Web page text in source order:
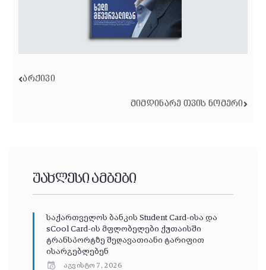
ᲐᲠᲥᲘᲕᲘ
ᲛᲘᲛᲓᲘᲜᲐᲠᲔ ᲗᲕᲘᲡ ᲜᲝᲛᲔᲠᲘ
უახლესი ამბები
საქართველოს ბანკის Student Card-ისა და
sCool Card-ის მფლობელები ქუთაისში
ტრანსპორტზე შეღავათიანი ტარიფით
ისარგებლებენ
აგვისტო 7, 2026